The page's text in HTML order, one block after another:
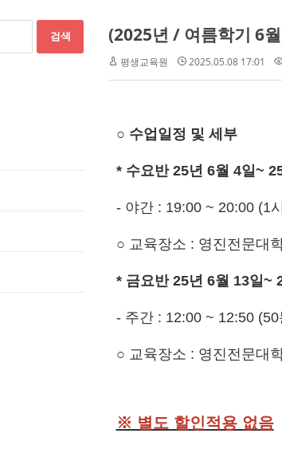
(2025년 / 여름학기 6
평생교육원 2025.05.08 17:01
○ 수업일정 및 세부
* 수요반 25년 6월 4일~
- 야간 : 19:00 ~ 20:00 (1
○ 교육장소 : 영진전문대
* 금요반 25년 6월 13일~
- 주간 : 12:00 ~ 12:50 (50
○ 교육장소 : 영진전문대
※ 별도 할인적용 없음